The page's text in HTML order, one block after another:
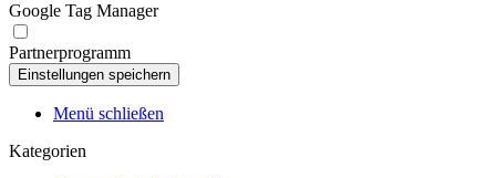
Google Tag Manager
Partnerprogramm
Menü schließen
Kategorien